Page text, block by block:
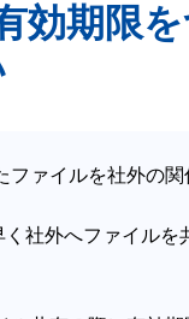
効期限
ァイルを社外の
社外へファイルを